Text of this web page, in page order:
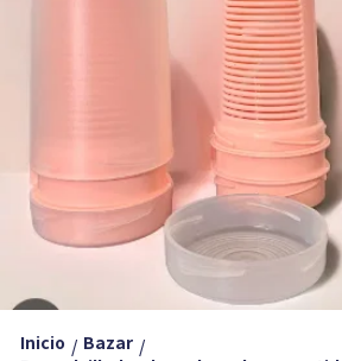
Inicio / Bazar /